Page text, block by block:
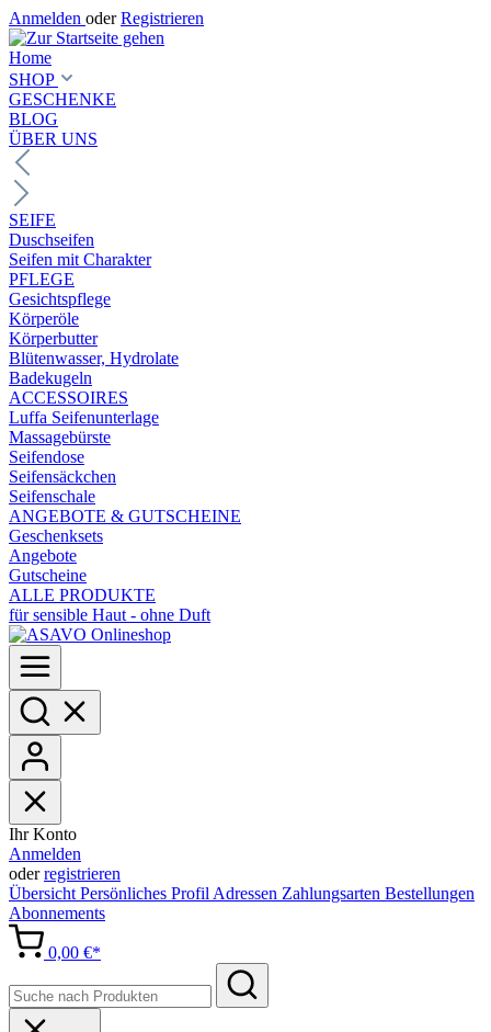
Anmelden oder Registrieren
Home
SHOP
GESCHENKE
BLOG
ÜBER UNS
SEIFE
Duschseifen
Seifen mit Charakter
PFLEGE
Gesichtspflege
Körperöle
Körperbutter
Blütenwasser, Hydrolate
Badekugeln
ACCESSOIRES
Luffa Seifenunterlage
Massagebürste
Seifendose
Seifensäckchen
Seifenschale
ANGEBOTE & GUTSCHEINE
Geschenksets
Angebote
Gutscheine
ALLE PRODUKTE
für sensible Haut - ohne Duft
Ihr Konto
Anmelden
oderregistrieren
Übersicht Persönliches Profil Adressen Zahlungsarten Bestellungen
Abonnements
0,00 €*